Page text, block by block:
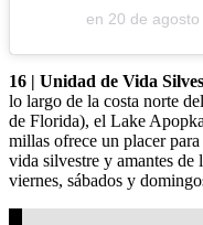
en 20 de
16 | Unidad de Vida
lo largo de la costa norte
de Florida), el Lake
millas ofrece un placer
vida silvestre y amantes de
viernes, sábados y